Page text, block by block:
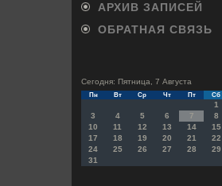
АРХИВ ЗАПИСЕЙ
ОБРАТНАЯ СВЯЗЬ
Сегодня: Пятница, 7 Августа
Пн Вт Ср Чт Пт Сб
1
3
4 5 6 7 8
10
11 12 13 14 15
17
18 19 20 21 22
24
25 26 27 28 29
31